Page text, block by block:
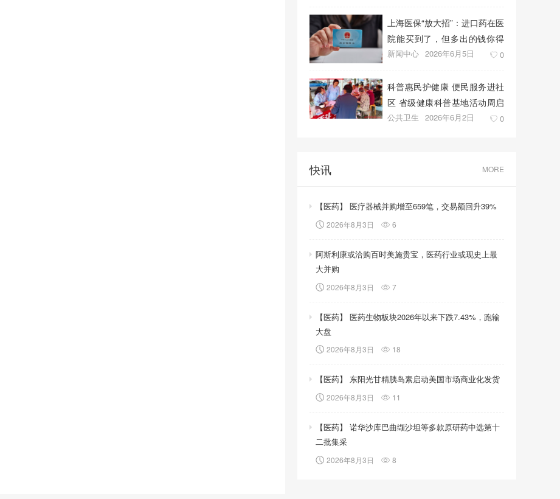
上海医保“放大招”：进口药在医
院能买到了，但多出的钱你得
自己掏！
新闻中心 2026年6月5日 0
科普惠民护健康 便民服务进社
区 省级健康科普基地活动周启
幕
公共卫生 2026年6月2日 0
快讯 MORE
【医药】 医疗器械并购增至659笔，交易额回升39%
2026年8月3日 6
阿斯利康或洽购百时美施贵宝，医药行业或现史上最
大并购
2026年8月3日 7
【医药】 医药生物板块2026年以来下跌7.43%，跑输
大盘
2026年8月3日 18
【医药】 东阳光甘精胰岛素启动美国市场商业化发货
2026年8月3日 11
【医药】 诺华沙库巴曲缬沙坦等多款原研药中选第十
二批集采
2026年8月3日 8